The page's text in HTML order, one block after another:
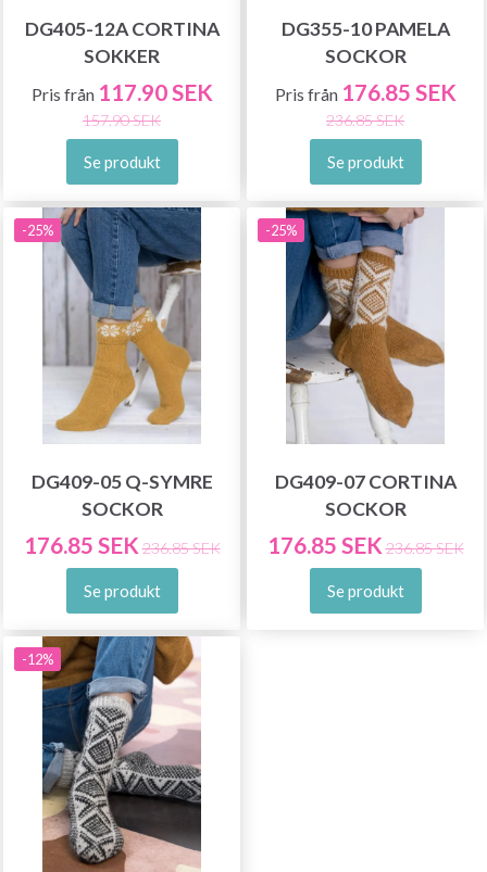
DG405-12A CORTINA
SOKKER
Pris från 117.90 SEK
157.90 SEK
Se produkt
DG355-10 PAMELA
SOCKOR
Pris från 176.85 SEK
236.85 SEK
Se produkt
-25%
DG409-05 Q-SYMRE
SOCKOR
176.85 SEK 236.85 SEK
Se produkt
-25%
DG409-07 CORTINA
SOCKOR
176.85 SEK 236.85 SEK
Se produkt
-12%